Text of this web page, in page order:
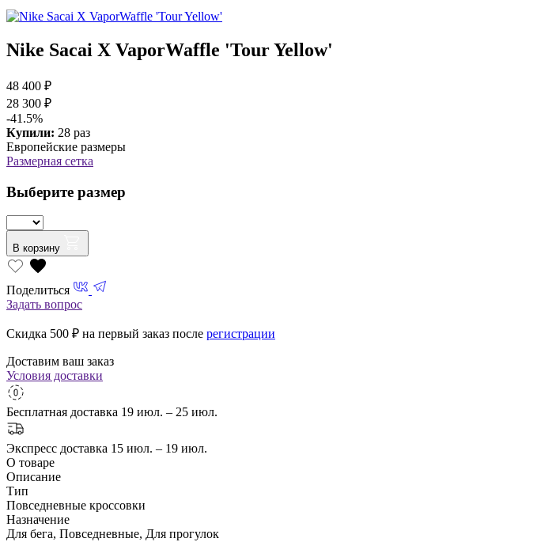
Nike Sacai X VaporWaffle 'Tour Yellow'
48 400 ₽
28 300 ₽
-41.5%
Купили: 28 раз
Европейские размеры
Размерная сетка
Выберите размер
В корзину
Поделиться
Задать вопрос
Скидка 500 ₽ на первый заказ после регистрации
Доставим ваш заказ
Условия доставки
Бесплатная доставка 19 июл. – 25 июл.
Экспресс доставка 15 июл. – 19 июл.
О товаре
Описание
Тип
Повседневные кроссовки
Назначение
Для бега, Повседневные, Для прогулок